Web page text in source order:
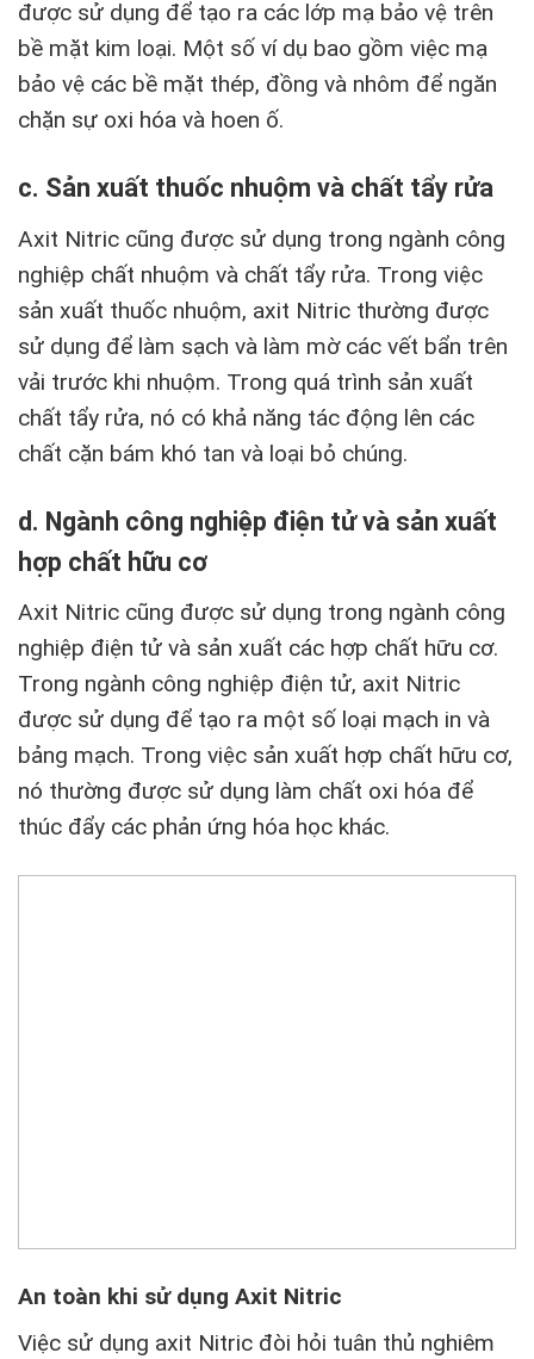
được sử dụng để tạo ra các lớp mạ bảo vệ trên
bề mặt kim loại. Một số ví dụ bao gồm việc mạ
bảo vệ các bề mặt thép, đồng và nhôm để ngăn
chặn sự oxi hóa và hoen ố.
c. Sản xuất thuốc nhuộm và chất tẩy rửa
Axit Nitric cũng được sử dụng trong ngành công
nghiệp chất nhuộm và chất tẩy rửa. Trong việc
sản xuất thuốc nhuộm, axit Nitric thường được
sử dụng để làm sạch và làm mờ các vết bẩn trên
vải trước khi nhuộm. Trong quá trình sản xuất
chất tẩy rửa, nó có khả năng tác động lên các
chất cặn bám khó tan và loại bỏ chúng.
d. Ngành công nghiệp điện tử và sản xuất
hợp chất hữu cơ
Axit Nitric cũng được sử dụng trong ngành công
nghiệp điện tử và sản xuất các hợp chất hữu cơ.
Trong ngành công nghiệp điện tử, axit Nitric
được sử dụng để tạo ra một số loại mạch in và
bảng mạch. Trong việc sản xuất hợp chất hữu cơ,
nó thường được sử dụng làm chất oxi hóa để
thúc đẩy các phản ứng hóa học khác.
An toàn khi sử dụng Axit Nitric
Việc sử dụng axit Nitric đòi hỏi tuân thủ nghiêm